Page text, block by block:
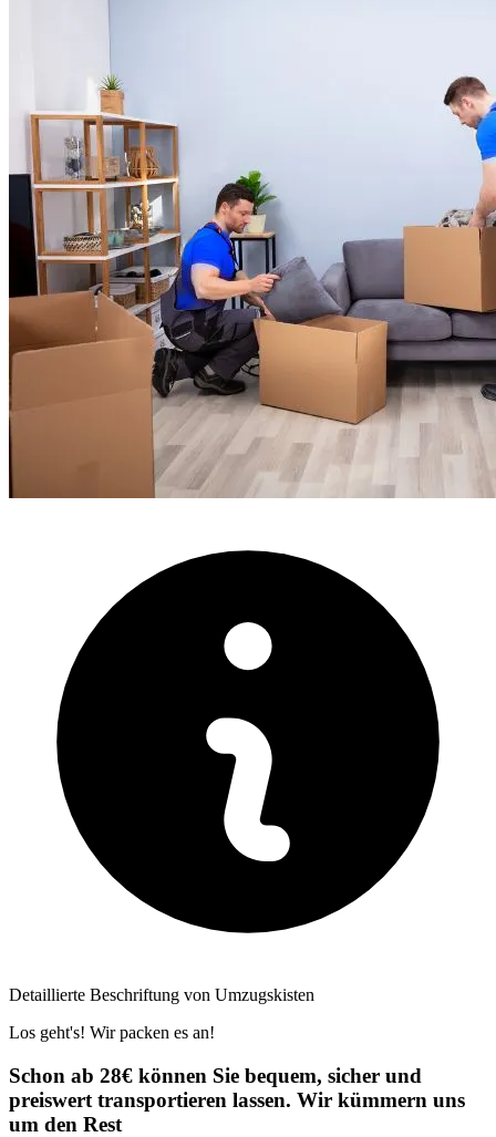
Detaillierte Beschriftung von Umzugskisten
Los geht's! Wir packen es an!
Schon ab 28€ können Sie bequem, sicher und
preiswert transportieren lassen. Wir kümmern uns
um den Rest